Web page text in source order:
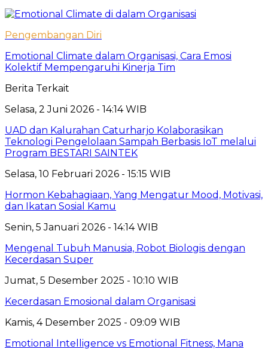
Pengembangan Diri
Emotional Climate dalam Organisasi, Cara Emosi
Kolektif Mempengaruhi Kinerja Tim
Berita Terkait
Selasa, 2 Juni 2026 - 14:14 WIB
UAD dan Kalurahan Caturharjo Kolaborasikan
Teknologi Pengelolaan Sampah Berbasis IoT melalui
Program BESTARI SAINTEK
Selasa, 10 Februari 2026 - 15:15 WIB
Hormon Kebahagiaan, Yang Mengatur Mood, Motivasi,
dan Ikatan Sosial Kamu
Senin, 5 Januari 2026 - 14:14 WIB
Mengenal Tubuh Manusia, Robot Biologis dengan
Kecerdasan Super
Jumat, 5 Desember 2025 - 10:10 WIB
Kecerdasan Emosional dalam Organisasi
Kamis, 4 Desember 2025 - 09:09 WIB
Emotional Intelligence vs Emotional Fitness, Mana